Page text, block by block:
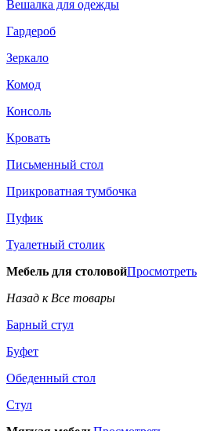
Вешалка для одежды
Гардероб
Зеркало
Комод
Консоль
Кровать
Письменный стол
Прикроватная тумбочка
Пуфик
Туалетный столик
Мебель для столовойПросмотреть
Назад к Все товары
Барный стул
Буфет
Обеденный стол
Стул